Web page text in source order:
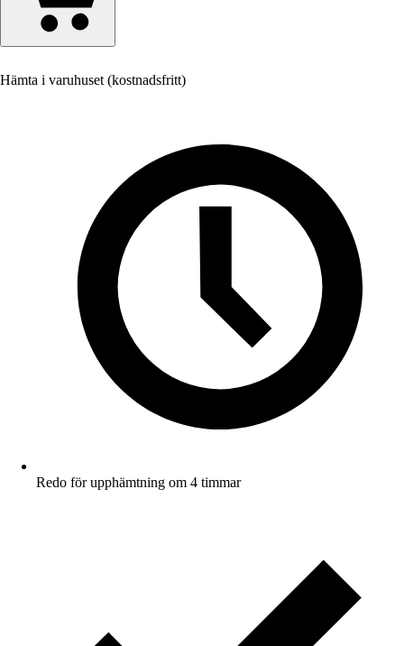
Hämta i varuhuset (kostnadsfritt)
Redo för upphämtning om 4 timmar